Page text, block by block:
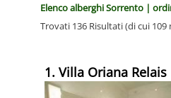
Elenco alberghi Sorrento |
Trovati 136 Risultati (di cui
1. Villa Oriana Relais